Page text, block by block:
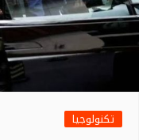
تكنولوجيا